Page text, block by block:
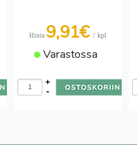
Hinta 9,91€ / kpl
Varastossa
-
+